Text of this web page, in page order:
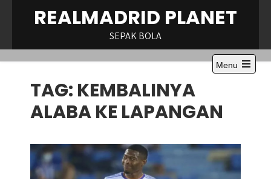
REALMADRID PLANET
SEPAK BOLA
Menu
Open
TAG: KEMBALINYA
ALABA KE LAPANGAN